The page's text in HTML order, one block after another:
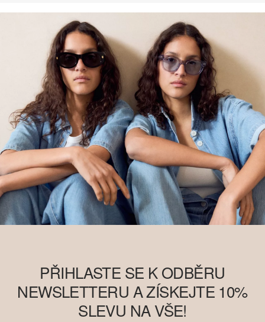
PŘIHLASTE SE K ODBĚRU
NEWSLETTERU A ZÍSKEJTE 10%
SLEVU NA VŠE!